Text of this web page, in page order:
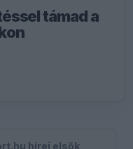
támad a
hírei elsők